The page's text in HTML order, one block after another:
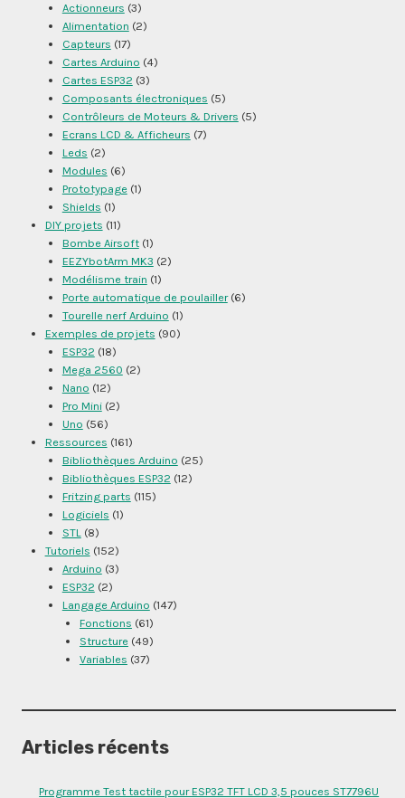
Actionneurs (3)
Alimentation (2)
Capteurs (17)
Cartes Arduino (4)
Cartes ESP32 (3)
Composants électroniques (5)
Contrôleurs de Moteurs & Drivers (5)
Ecrans LCD & Afficheurs (7)
Leds (2)
Modules (6)
Prototypage(1)
Shields (1)
DIY projets (11)
Bombe Airsoft(1)
EEZYbotArm MK3 (2)
Modélisme train (1)
Porte automatique de poulailler(6)
Tourelle nerf Arduino (1)
Exemples de projets (90)
ESP32 (18)
Mega 2560 (2)
Nano (12)
Pro Mini(2)
Uno (56)
Ressources (161)
Bibliothèques Arduino (25)
Bibliothèques ESP32 (12)
Fritzing parts (115)
Logiciels (1)
STL(8)
Tutoriels (152)
Arduino (3)
ESP32 (2)
Langage Arduino (147)
Fonctions (61)
Structure(49)
Variables (37)
Articles récents
Programme Test tactile pour ESP32 TFT LCD 3,5 pouces ST7796U